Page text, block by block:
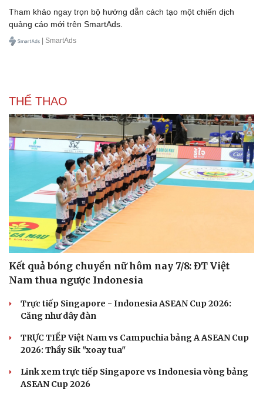
Tham khảo ngay trọn bộ hướng dẫn cách tạo một chiến dịch
quảng cáo mới trên SmartAds.
| SmartAds
THỂ THAO
Kết quả bóng chuyền nữ hôm nay 7/8: ĐT Việt
Nam thua ngược Indonesia
Trực tiếp Singapore - Indonesia ASEAN Cup 2026:
Căng như dây đàn
TRỰC TIẾP Việt Nam vs Campuchia bảng A ASEAN Cup
2026: Thầy Sik "xoay tua"
Link xem trực tiếp Singapore vs Indonesia vòng bảng
ASEAN Cup 2026